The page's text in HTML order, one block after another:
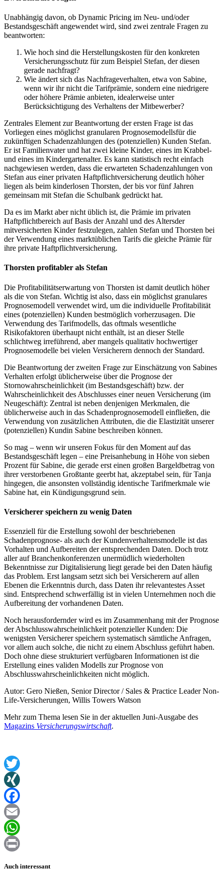
Unabhängig davon, ob Dynamic Pricing im Neu- und/oder
Bestandsgeschäft angewendet wird, sind zwei zentrale Fragen zu
beantworten:
Wie hoch sind die Herstellungskosten für den konkreten
Versicherungsschutz für zum Beispiel Stefan, der diesen
gerade nachfragt?
Wie ändert sich das Nachfrageverhalten, etwa von Sabine,
wenn wir ihr nicht die Tarifprämie, sondern eine niedrigere
oder höhere Prämie anbieten, idealerweise unter
Berücksichtigung des Verhaltens der Mitbewerber?
Zentrales Element zur Beantwortung der ersten Frage ist das
Vorliegen eines möglichst granularen Prognosemodellsfür die
zukünftigen Schadenzahlungen des (potenziellen) Kunden Stefan.
Er ist Familienvater und hat zwei kleine Kinder, eines im Krabbel-
und eines im Kindergartenalter. Es kann statistisch recht einfach
nachgewiesen werden, dass die erwarteten Schadenzahlungen von
Stefan aus einer privaten Haftpflichtversicherung deutlich höher
liegen als beim kinderlosen Thorsten, der bis vor fünf Jahren
gemeinsam mit Stefan die Schulbank gedrückt hat.
Da es im Markt aber nicht üblich ist, die Prämie im privaten
Haftpflichtbereich auf Basis der Anzahl und des Altersder
mitversicherten Kinder festzulegen, zahlen Stefan und Thorsten bei
der Verwendung eines marktüblichen Tarifs die gleiche Prämie für
ihre private Haftpflichtversicherung.
Thorsten profitabler als Stefan
Die Profitabilitätserwartung von Thorsten ist damit deutlich höher
als die von Stefan. Wichtig ist also, dass ein möglichst granulares
Prognosemodell verwendet wird, um die individuelle Profitabilität
eines (potenziellen) Kunden bestmöglich vorherzusagen. Die
Verwendung des Tarifmodells, das oftmals wesentliche
Risikofaktoren überhaupt nicht enthält, ist an dieser Stelle
schlichtweg irreführend, aber mangels qualitativ hochwertiger
Prognosemodelle bei vielen Versicherern dennoch der Standard.
Die Beantwortung der zweiten Frage zur Einschätzung von Sabines
Verhalten erfolgt üblicherweise über die Prognose der
Stornowahrscheinlichkeit (im Bestandsgeschäft) bzw. der
Wahrscheinlichkeit des Abschlusses einer neuen Versicherung (im
Neugeschäft): Zentral ist neben denjenigen Merkmalen, die
üblicherweise auch in das Schadenprognosemodell einfließen, die
Verwendung von zusätzlichen Attributen, die die Elastizität unserer
(potenziellen) Kundin Sabine beschreiben können.
So mag – wenn wir unseren Fokus für den Moment auf das
Bestandsgeschäft legen – eine Preisanhebung in Höhe von sieben
Prozent für Sabine, die gerade erst einen großen Bargeldbetrag von
ihrer verstorbenen Großtante geerbt hat, akzeptabel sein, für Tanja
hingegen, die ansonsten vollständig identische Tarifmerkmale wie
Sabine hat, ein Kündigungsgrund sein.
Versicherer speichern zu wenig Daten
Essenziell für die Erstellung sowohl der beschriebenen
Schadenprognose- als auch der Kundenverhaltensmodelle ist das
Vorhalten und Aufbereiten der entsprechenden Daten. Doch trotz
aller auf Branchenkonferenzen unermüdlich wiederholten
Bekenntnisse zur Digitalisierung liegt gerade bei den Daten häufig
das Problem. Erst langsam setzt sich bei Versicherern auf allen
Ebenen die Erkenntnis durch, dass Daten ihr relevantestes Asset
sind. Entsprechend schwerfällig ist in vielen Unternehmen noch die
Aufbereitung der vorhandenen Daten.
Noch herausfordernder wird es im Zusammenhang mit der Prognose
der Abschlusswahrscheinlichkeit potenzieller Kunden: Die
wenigsten Versicherer speichern systematisch sämtliche Anfragen,
vor allem auch solche, die nicht zu einem Abschluss geführt haben.
Doch ohne diese strukturiert verfügbaren Informationen ist die
Erstellung eines validen Modells zur Prognose von
Abschlusswahrscheinlichkeiten nicht möglich.
Autor: Gero Nießen, Senior Director / Sales & Practice Leader Non-
Life-Versicherungen, Willis Towers Watson
Mehr zum Thema lesen Sie in der aktuellen Juni-Ausgabe des
Magazins Versicherungswirtschaft.
Twitter
XING
Facebook
Email
WhatsApp
Auch interessant